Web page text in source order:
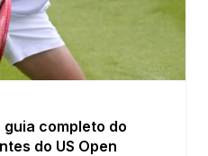
completo do
do US Open